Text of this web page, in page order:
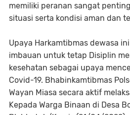
memiliki peranan sangat
situasi serta kondisi aman dan
Upaya Harkamtibmas dewasa
imbauan untuk tetap Disiplin
kesehatan sebagai upaya
Covid-19. Bhabinkamtibmas
Wayan Miasa secara aktif
Kepada Warga Binaan di Desa